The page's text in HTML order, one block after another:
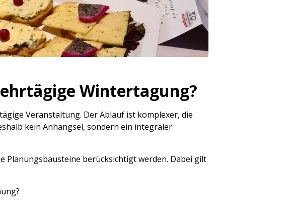
Wintertagung?
Veranstaltung. Der Ablauf ist komplexer, die
kein Anhängsel, sondern ein integraler
Planungsbausteine berücksichtigt werden. Dabei gilt